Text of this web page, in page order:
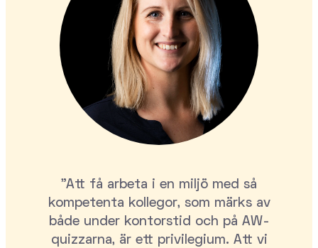
"Att få arbeta i en miljö med så
kompetenta kollegor, som märks av
både under kontorstid och på AW-
quizzarna, är ett privilegium. Att vi